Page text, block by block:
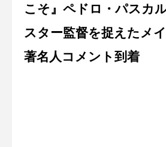
こそ』ペドロ・パスカ
スター監督を捉えたメ
著名人コメント到着